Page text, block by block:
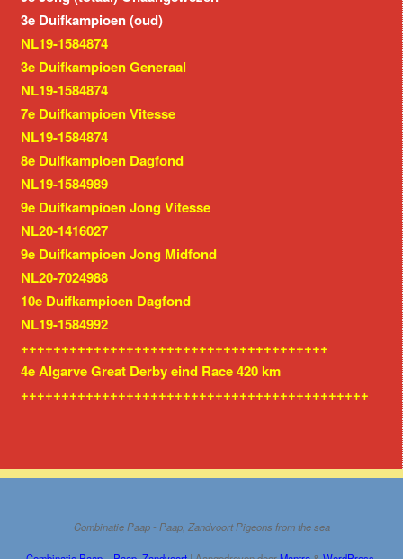
3e Duifkampioen (oud)
NL19-1584874
3e Duifkampioen Generaal
NL19-1584874
7e Duifkampioen Vitesse
NL19-1584874
8e Duifkampioen Dagfond
NL19-1584989
9e Duifkampioen Jong Vitesse
NL20-1416027
9e Duifkampioen Jong Midfond
NL20-7024988
10e Duifkampioen Dagfond
NL19-1584992
++++++++++++++++++++++++++++++++++++++
4e Algarve Great Derby eind Race 420 km
+++++++++++++++++++++++++++++++++++++++++++
Combinatie Paap - Paap, Zandvoort Pigeons from the sea